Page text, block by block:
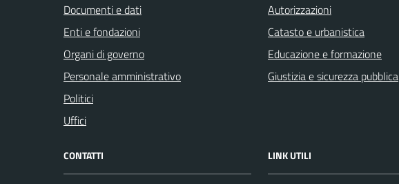
Documenti e dati
Enti e fondazioni
Organi di governo
Personale amministrativo
Politici
Uffici
Autorizzazioni
Catasto e urbanistica
Educazione e formazione
Giustizia e sicurezza pubblica
CONTATTI LINK UTILI